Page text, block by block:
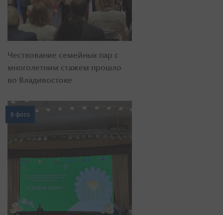
Чествование семейных пар с
многолетним стажем прошло
во Владивостоке
8 фото